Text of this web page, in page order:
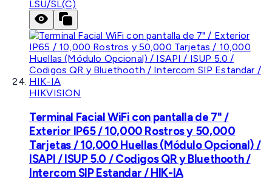
LSU/SL(C)
HIKVISION
Terminal Facial WiFi con pantalla de 7" /
Exterior IP65 / 10,000 Rostros y 50,000
Tarjetas / 10,000 Huellas (Módulo Opcional) /
ISAPI / ISUP 5.0 / Codigos QR y Bluethooth /
Intercom SIP Estandar / HIK-IA